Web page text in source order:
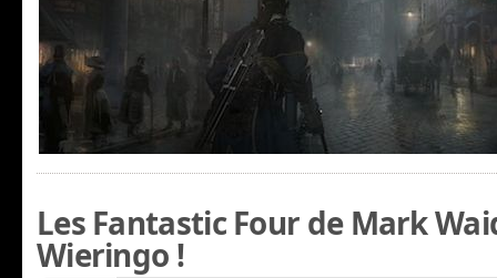
Les Fantastic Four de Mark
Wieringo !